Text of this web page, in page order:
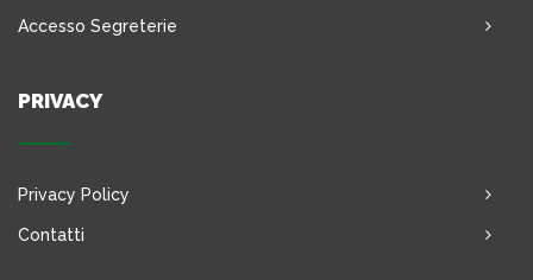
Accesso Segreterie
PRIVACY
Privacy Policy
Contatti